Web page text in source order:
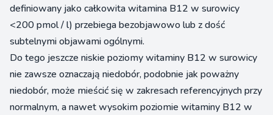
definiowany jako całkowita witamina B12 w surowicy
<200 pmol / l) przebiega bezobjawowo lub z dość
subtelnymi objawami ogólnymi.
Do tego jeszcze niskie poziomy witaminy B12 w surowicy
nie zawsze oznaczają niedobór, podobnie jak poważny
niedobór, może mieścić się w zakresach referencyjnych przy
normalnym, a nawet wysokim poziomie witaminy B12 w